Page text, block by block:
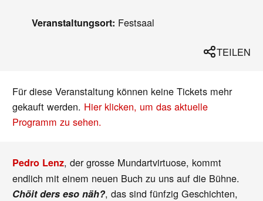
Veranstaltungsort: Festsaal
TEILEN
Für diese Veranstaltung können keine Tickets mehr
gekauft werden. Hier klicken, um das aktuelle
Programm zu sehen.
Pedro Lenz, der grosse Mundartvirtuose, kommt
endlich mit einem neuen Buch zu uns auf die Bühne.
Chöit ders eso näh?, das sind fünfzig Geschichten,